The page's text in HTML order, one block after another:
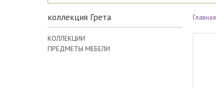
коллекция Грета
КОЛЛЕКЦИИ
ПРЕДМЕТЫ МЕБЕЛИ
Главная